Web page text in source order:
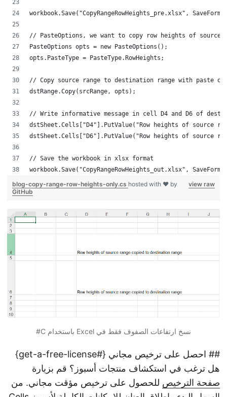
workbook.Save("CopyRangeRowHeights_pre.xlsx",
// PasteOptions, we want to copy row heights of
PasteOptions opts = new PasteOptions();
opts.PasteType = PasteType.RowHeights;
// Copy source range to destination range with paste
dstRange.Copy(srcRange, opts);
// Write informative message in cell D4 and D6 of
dstSheet.Cells["D4"].PutValue("Row heights of
dstSheet.Cells["D6"].PutValue("Row heights of
// Save the workbook in xlsx format
workbook.Save("CopyRangeRowHeights_out.xlsx",
view raw
blog-copy-range-row-heights-only.cshosted with ❤ by
GitHub
نسخ ارتفاعات الصفوف فقط في Excel باستخدام C#
## احصل على ترخيص مجاني {#get-a-free-license}
هل ترغب في استكشاف منتجات أسبوز؟ قم بزيارة
صفحة الترخيصللحصول على ترخيص مؤقت مجاني. من